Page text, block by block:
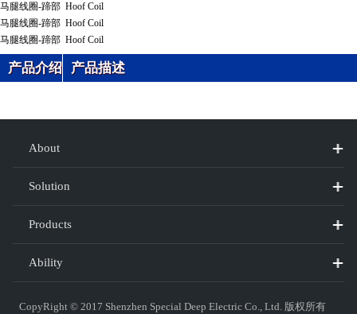
马腿线圈-蹄部 Hoof Coil
马腿线圈-蹄部 Hoof Coil
马腿线圈-蹄部 Hoof Coil
产品介绍 产品描述
About
Solution
Products
Ability
CopyRight © 2017 Shenzhen Special Deep Electric Co., Ltd. 版权所有